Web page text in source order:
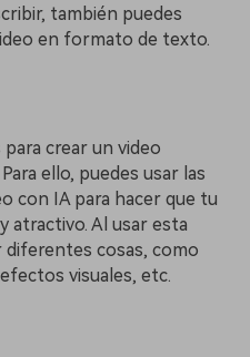
también puedes
en formato de texto.
crear un video
ello, puedes usar las
con IA para hacer que tu
atractivo. Al usar esta
diferentes cosas, como
visuales, etc.